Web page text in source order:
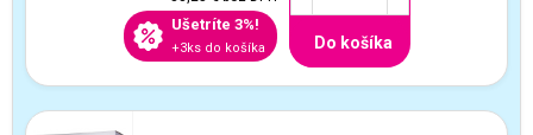
Ušetríte 3%!
+3ks do košíka Do košíka